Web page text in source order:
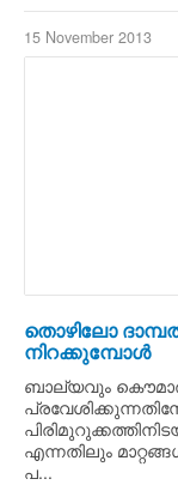
15 November 2013
തൊഴിലോ
നിറക്കുമ്പോള്‍
ബാല്യവും
എന്നതിലും
പ...